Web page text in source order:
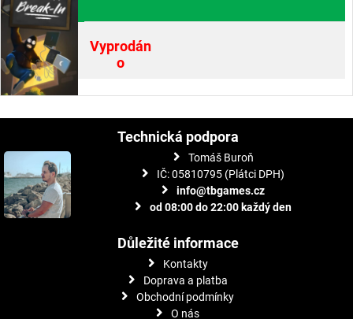
Vyprodán
o
Technická podpora
Tomáš Buroň
IČ: 05810795 (Plátci DPH)
info@tbgames.cz
od 08:00 do 22:00 každý den
Důležité informace
Kontakty
Doprava a platba
Obchodní podmínky
O nás